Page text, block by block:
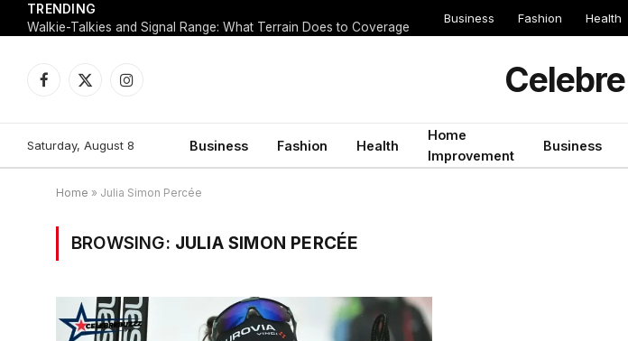
TRENDING
Walkie-Talkies and Signal Range: What Terrain Does to Coverage
Business Fashion Health
Facebook
X
Instagram
Saturday, August 8 Business Fashion Health
Home
Improvement
Business
Home » Julia Simon Percée
BROWSING: JULIA SIMON PERCÉE